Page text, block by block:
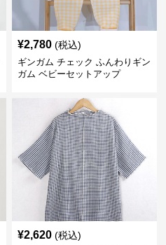
¥2,780 (税込)
ギンガム チェック ふんわりギン
ガム ベビーセットアップ
¥2,620 (税込)